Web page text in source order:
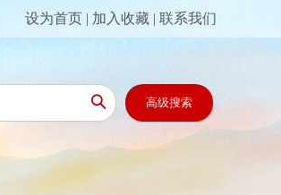
设为首页 | 加入收藏 | 联系我们
 高级搜索